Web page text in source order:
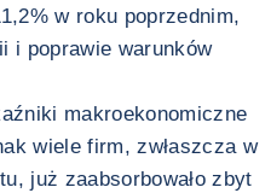
w roku poprzednim,
i poprawie warunków
makroekonomiczne
wiele firm, zwłaszcza w
już zaabsorbowało zbyt